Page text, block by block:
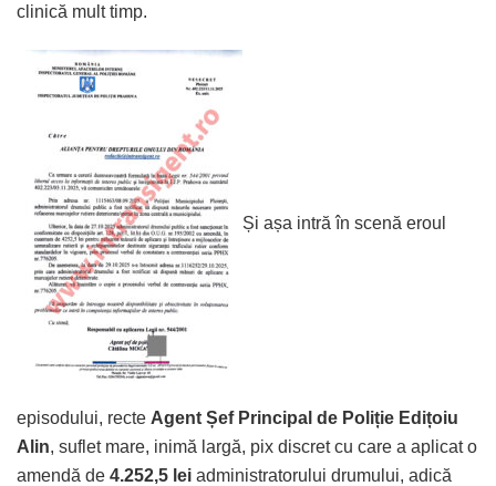
clinică mult timp.
Și așa intră în scenă eroul
episodului, recte Agent Șef Principal de Poliție Edițoiu
Alin, suflet mare, inimă largă, pix discret cu care a aplicat o
amendă de 4.252,5 lei administratorului drumului, adică